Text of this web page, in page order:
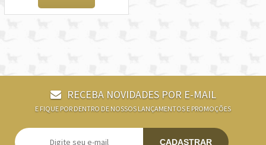
RECEBA NOVIDADES POR E-MAIL
E FIQUE POR DENTRO DE NOSSOS LANÇAMENTOS E PROMOÇÕES
CADASTRAR